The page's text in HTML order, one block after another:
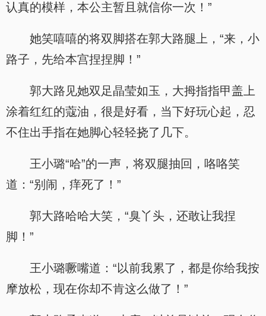
认真的模样，本公主暂且就信你一次！”
她笑嘻嘻的将双脚搭在郭大路腿上，“来，小
路子，先给本宫捏捏脚！”
郭大路见她双足晶莹如玉，大拇指指甲盖上
涂着红红的蔻油，很是好看，当下好玩心起，忍
不住出手指在她脚心轻轻挠了几下。
王小璐“哈”的一声，将双腿抽回，咯咯笑
道：“别闹，痒死了！”
郭大路哈哈大笑，“臭丫头，还敢让我捏
脚！”
王小璐噘嘴道：“以前我累了，都是你给我按
摩放松，现在你却不肯这么做了！”